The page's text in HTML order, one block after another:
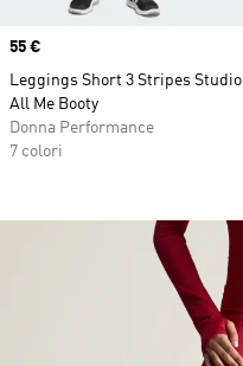
Price
55 €
Leggings Short 3 Stripes Studio
All Me Booty
Donna Performance
7 colori